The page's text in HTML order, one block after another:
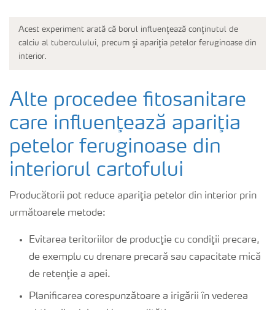
Acest experiment arată că borul influenţează conţinutul de
calciu al tuberculului, precum şi apariţia petelor feruginoase din
interior.
Alte procedee fitosanitare
care influenţează apariţia
petelor feruginoase din
interiorul cartofului
Producătorii pot reduce apariţia petelor din interior prin
următoarele metode:
Evitarea teritoriilor de producţie cu condiţii precare,
de exemplu cu drenare precară sau capacitate mică
de retenţie a apei.
Planificarea corespunzătoare a irigării în vederea